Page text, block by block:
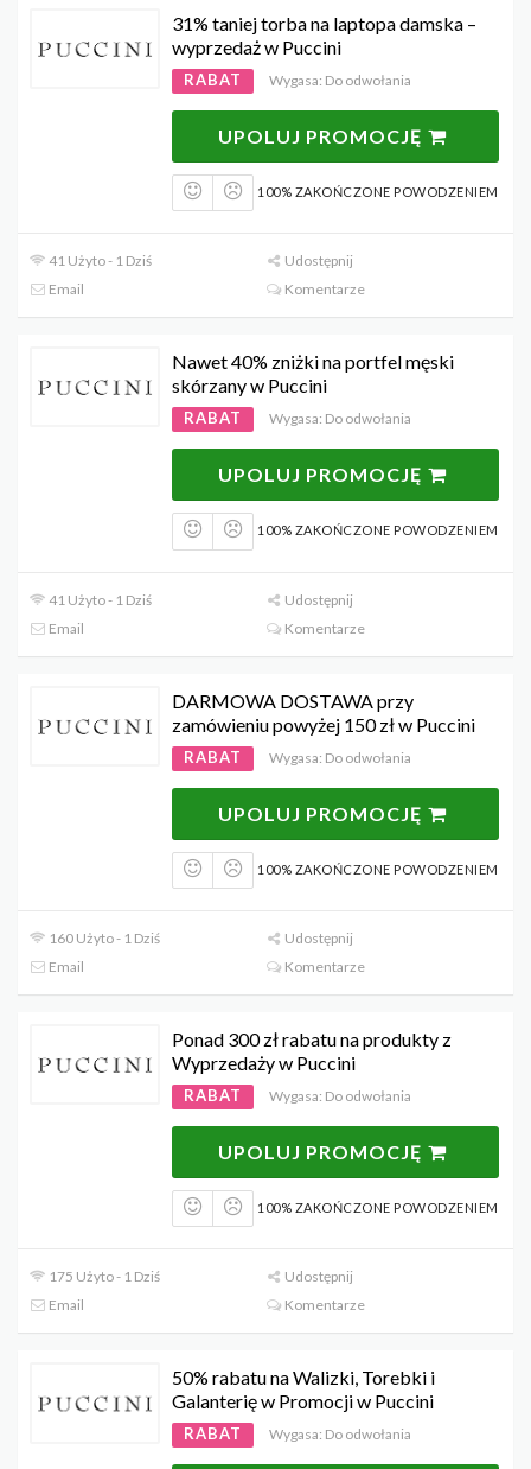
31% taniej torba na laptopa damska –
wyprzedaż w Puccini
RABAT Wygasa: Do odwołania
UPOLUJ PROMOCJĘ
100% ZAKOŃCZONE POWODZENIEM
41 Użyto - 1 Dziś
Udostępnij
Email
Komentarze
Nawet 40% zniżki na portfel męski
skórzany w Puccini
RABAT Wygasa: Do odwołania
UPOLUJ PROMOCJĘ
100% ZAKOŃCZONE POWODZENIEM
41 Użyto - 1 Dziś
Udostępnij
Email
Komentarze
DARMOWA DOSTAWA przy
zamówieniu powyżej 150 zł w Puccini
RABAT Wygasa: Do odwołania
UPOLUJ PROMOCJĘ
100% ZAKOŃCZONE POWODZENIEM
160 Użyto - 1 Dziś
Udostępnij
Email
Komentarze
Ponad 300 zł rabatu na produkty z
Wyprzedaży w Puccini
RABAT Wygasa: Do odwołania
UPOLUJ PROMOCJĘ
100% ZAKOŃCZONE POWODZENIEM
175 Użyto - 1 Dziś
Udostępnij
Email
Komentarze
50% rabatu na Walizki, Torebki i
Galanterię w Promocji w Puccini
RABAT Wygasa: Do odwołania